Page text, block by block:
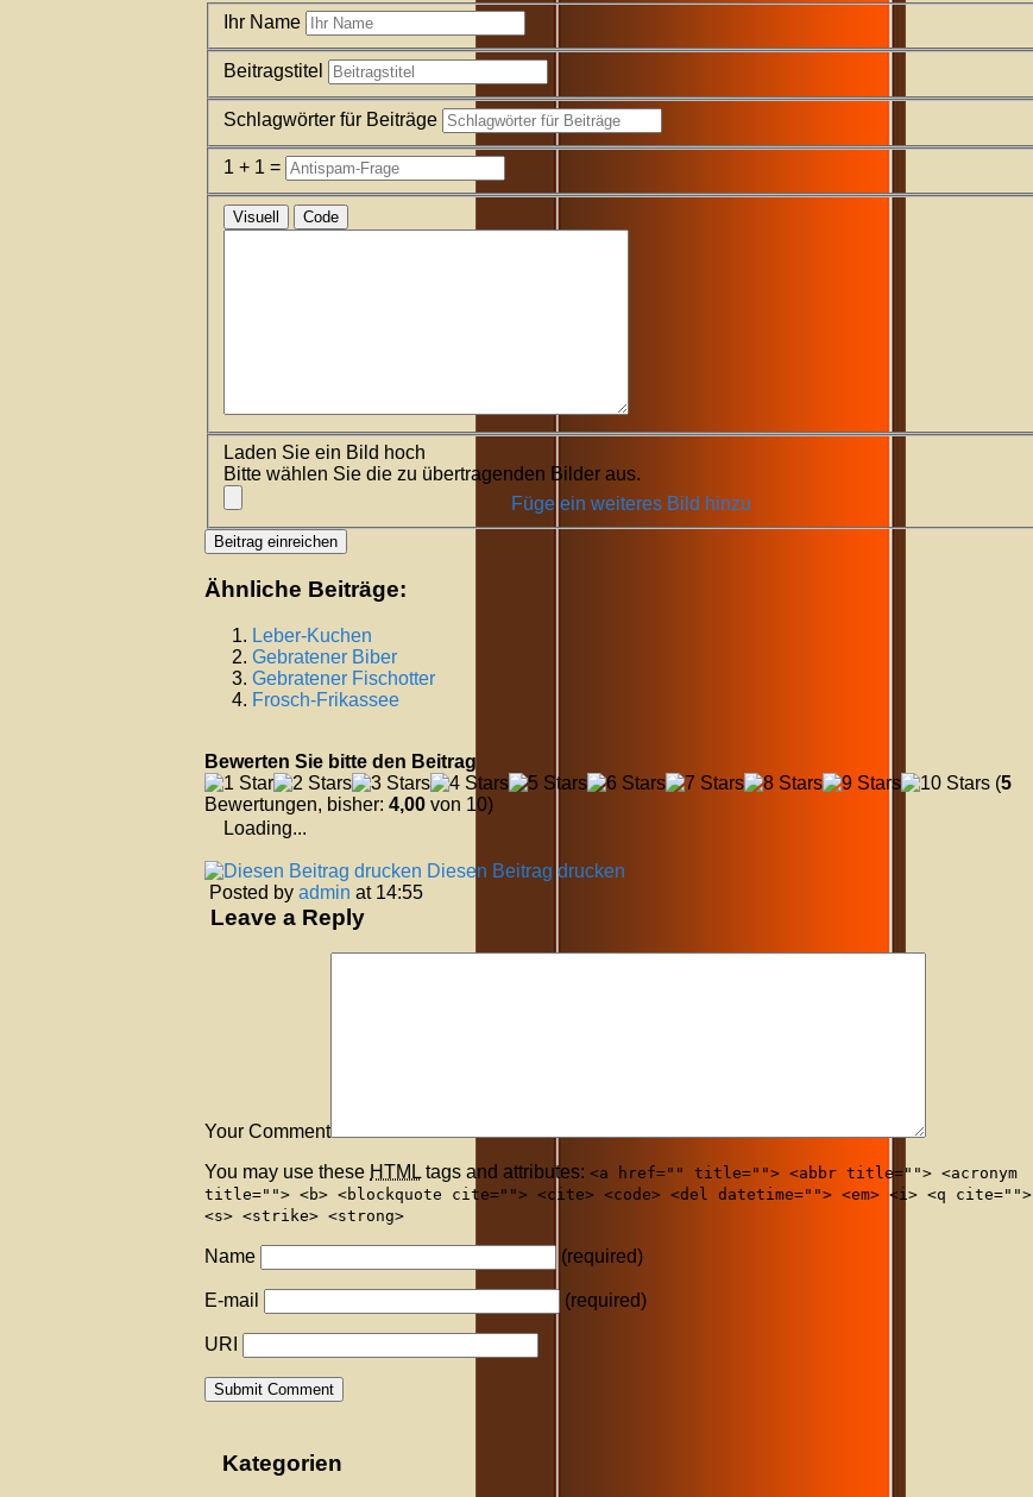
Ihr Name
Beitragstitel
Schlagwörter für Beiträge
1 + 1 =
Visuell Code
Laden Sie ein Bild hoch
Bitte wählen Sie die zu übertragenden Bilder aus.
Füge ein weiteres Bild hinzu
Ähnliche Beiträge:
Leber-Kuchen
Gebratener Biber
Gebratener Fischotter
Frosch-Frikassee
Bewerten Sie bitte den Beitrag
(5
Bewertungen, bisher: 4,00 von 10)
Loading...
Diesen Beitrag drucken
Posted by admin at 14:55
Leave a Reply
Your Comment
You may use these HTML tags and attributes: <a href="" title=""> <abbr title=""> <acronym
title=""> <b> <blockquote cite=""> <cite> <code> <del datetime=""> <em> <i> <q cite="">
<s> <strike> <strong>
Name (required)
E-mail (required)
URI
Kategorien